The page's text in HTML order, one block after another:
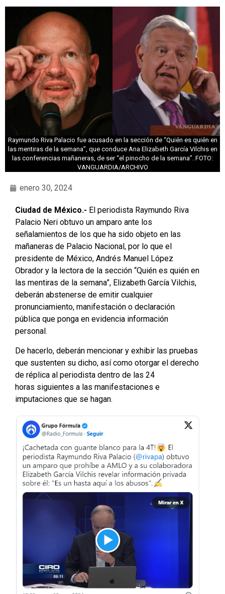
Raymundo Riva Palacio fue acusado en la sección de “Quién es quién en
las mentiras de la semana”, que conduce Ana Elizabeth García Vilchis en
las conferencias mañaneras, de ser “el pinocho de la semana”. FOTO:
VANGUARDIA/ARCHIVO
enero 30, 2024
Ciudad de México.- El periodista Raymundo Riva
Palacio Neri obtuvo un amparo ante los
señalamientos de los que ha sido objeto en las
mañaneras de Palacio Nacional, por lo que el
presidente de México, Andrés Manuel López
Obrador y la lectora de la sección “Quién es quién en
las mentiras de la semana”, Elizabeth García Vilchis,
deberán abstenerse de emitir cualquier
pronunciamiento, manifestación o declaración
pública que ponga en evidencia información
personal.
De hacerlo, deberán mencionar y exhibir las pruebas
que sustenten su dicho, así como otorgar el derecho
de réplica al periodista dentro de las 24
horas siguientes a las manifestaciones e
imputaciones que se hagan.